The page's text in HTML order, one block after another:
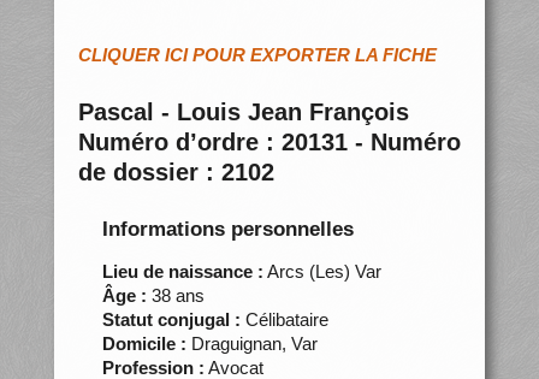
CLIQUER ICI POUR EXPORTER LA FICHE
Pascal - Louis Jean François
Numéro d’ordre : 20131 - Numéro
de dossier : 2102
Informations personnelles
Lieu de naissance : Arcs (Les) Var
Âge : 38 ans
Statut conjugal : Célibataire
Domicile : Draguignan, Var
Profession : Avocat